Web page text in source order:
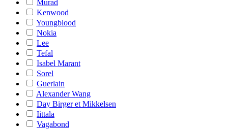
Murad
Kenwood
Youngblood
Nokia
Lee
Tefal
Isabel Marant
Sorel
Guerlain
Alexander Wang
Day Birger et Mikkelsen
Iittala
Vagabond